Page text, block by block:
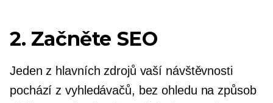
2. Začněte SEO
Jeden z hlavních zdrojů vaší návštěvnosti
pochází z vyhledávačů, bez ohledu na způsob